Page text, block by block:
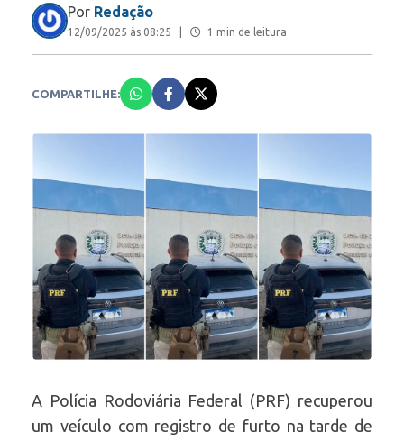
Por Redação
12/09/2025 às 08:25 1 min de leitura
COMPARTILHE:
A Polícia Rodoviária Federal (PRF) recuperou
um veículo com registro de furto na tarde de